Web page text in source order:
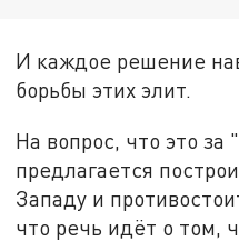
И каждое решение
борьбы этих элит.
На вопрос, что это
предлагается
Западу и
что речь идёт о том,